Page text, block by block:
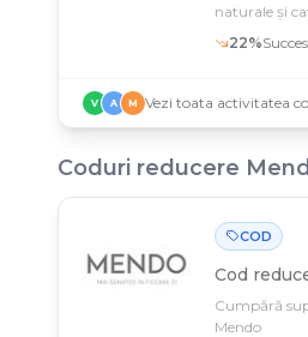
naturale și
22%Succes
V A M Vezi toata activitatea
Coduri reducere
COD
Cod
Cumpără
Mendo